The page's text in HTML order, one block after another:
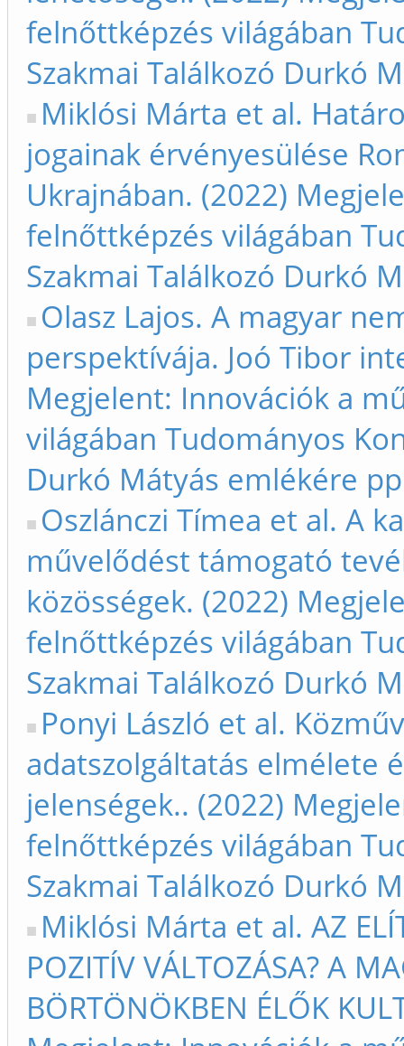
felnőttképzés világában
Szakmai Találkozó Durkó
Miklósi Márta et al.
jogainak érvényesülése
Ukrajnában. (2022)
felnőttképzés világában
Szakmai Találkozó Durkó
Olasz Lajos. A magyar
perspektívája. Joó Tibor
Megjelent: Innovációk a
világában Tudományos
Durkó Mátyás emlékére
Oszlánczi Tímea et al. A
művelődést támogató
közösségek. (2022)
felnőttképzés világában
Szakmai Találkozó Durkó
Ponyi László et al.
adatszolgáltatás elmélete
jelenségek.. (2022)
felnőttképzés világában
Szakmai Találkozó Durkó
Miklósi Márta et al. AZ
POZITÍV VÁLTOZÁSA? A
BÖRTÖNÖKBEN ÉLŐK